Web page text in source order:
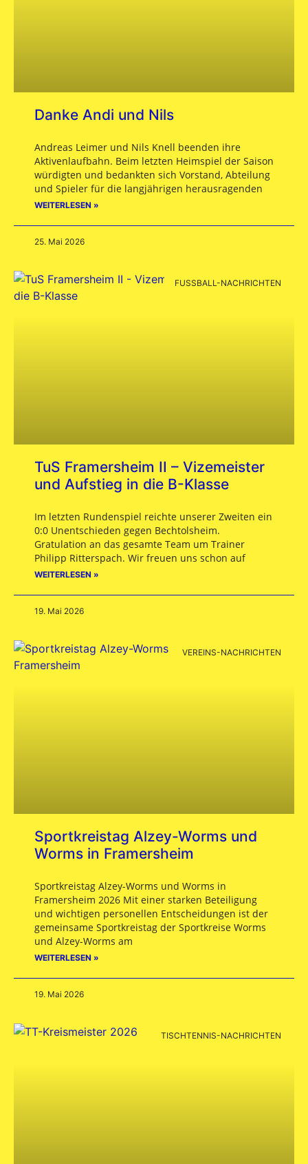
Danke Andi und Nils
Andreas Leimer und Nils Knell beenden ihre
Aktivenlaufbahn. Beim letzten Heimspiel der Saison
würdigten und bedankten sich Vorstand, Abteilung
und Spieler für die langjährigen herausragenden
WEITERLESEN »
25. Mai 2026
FUSSBALL-NACHRICHTEN
TuS Framersheim II – Vizemeister
und Aufstieg in die B-Klasse
Im letzten Rundenspiel reichte unserer Zweiten ein
0:0 Unentschieden gegen Bechtolsheim.
Gratulation an das gesamte Team um Trainer
Philipp Ritterspach. Wir freuen uns schon auf
WEITERLESEN »
19. Mai 2026
VEREINS-NACHRICHTEN
Sportkreistag Alzey-Worms und
Worms in Framersheim
Sportkreistag Alzey-Worms und Worms in
Framersheim 2026 Mit einer starken Beteiligung
und wichtigen personellen Entscheidungen ist der
gemeinsame Sportkreistag der Sportkreise Worms
und Alzey-Worms am
WEITERLESEN »
19. Mai 2026
TISCHTENNIS-NACHRICHTEN